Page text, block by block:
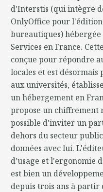
d'Interstis (qui intègre
OnlyOffice pour
bureautiques) hébergée
Services en France.
conçue pour répondre
locales et est
aux universités,
un hébergement en
propose un chiffrement
possible d'inviter un
dehors du secteur
données avec lui.
d'usage et l'ergonomie
est bien un
depuis trois ans à partir